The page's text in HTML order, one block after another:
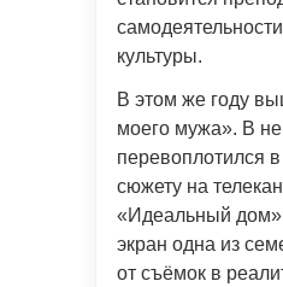
культуры.
В этом же году
моего мужа». В
перевоплотился
сюжету на
«Идеальный
экран одна из
от съёмок в